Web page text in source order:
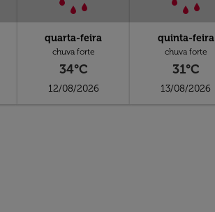
quarta-feira
chuva forte
34°C
12/08/2026
quinta-feira
chuva forte
31°C
13/08/2026